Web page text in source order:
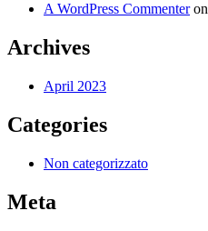
A WordPress Commenteron
Archives
April 2023
Categories
Non categorizzato
Meta